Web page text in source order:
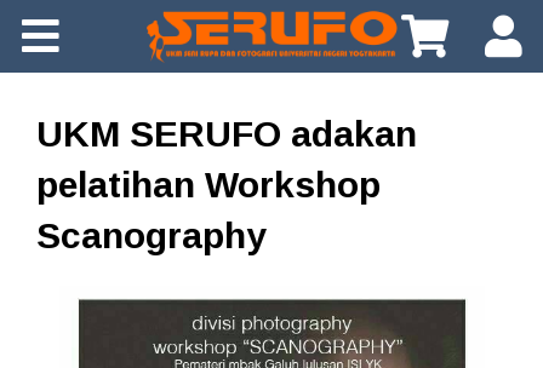
About Us
Info
Tips
Download
UKM SERUFO adakan
pelatihan Workshop
Scanography